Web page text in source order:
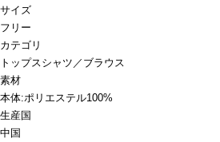
サイズ
フリー
カテゴリ
トップスシャツ／ブラウス
素材
本体:ポリエステル100%
生産国
中国